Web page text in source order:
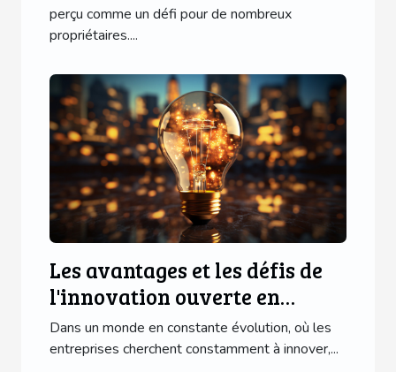
perçu comme un défi pour de nombreux
propriétaires....
Les avantages et les défis de
l'innovation ouverte en
entreprise
Dans un monde en constante évolution, où les
entreprises cherchent constamment à innover,...